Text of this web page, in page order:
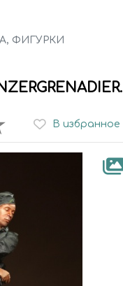
ФИГУРКИ
В избранное